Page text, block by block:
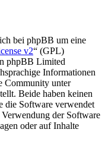
bei phpBB um eine
v2“ (GPL)
phpBB Limited
Informationen
Community unter
Beide haben keinen
die Software verwendet
der Software
oder auf Inhalte